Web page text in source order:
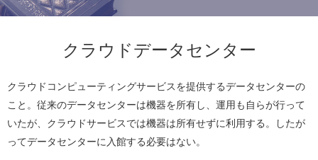
クラウドデータセンター
クラウドコンピューティングサービスを提供するデータセンターの
こと。従来のデータセンターは機器を所有し、運用も自らが行って
いたが、クラウドサービスでは機器は所有せずに利用する。したが
ってデータセンターに入館する必要はない。